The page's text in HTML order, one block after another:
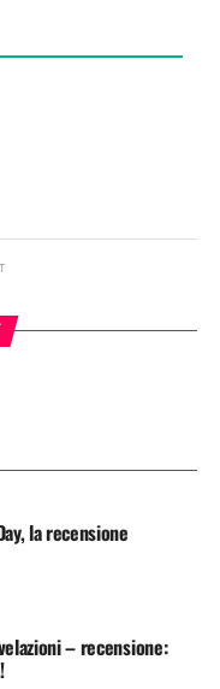
la recensione
– recensione: